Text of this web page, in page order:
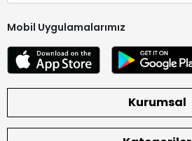
Mobil Uygulamalarımız
Kurumsal